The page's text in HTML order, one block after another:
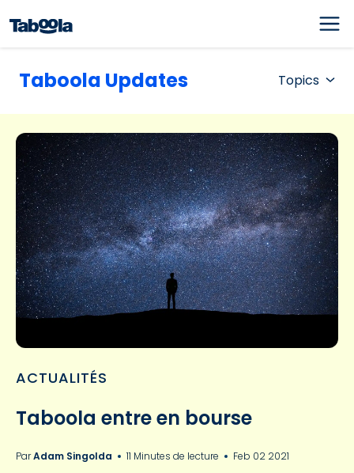
Taboola Updates Topics
ACTUALITÉS
Taboola entre en bourse
ParAdam Singolda 11 Minutes de lecture Feb 02 2021